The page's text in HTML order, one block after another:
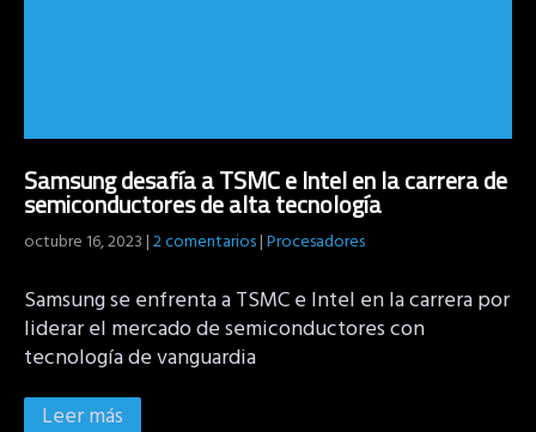
Samsung desafía a TSMC e Intel en la carrera de
semiconductores de alta tecnología
octubre 16, 2023|2 comentarios|Procesadores
Samsung se enfrenta a TSMC e Intel en la carrera por
liderar el mercado de semiconductores con
tecnología de vanguardia
Leer más